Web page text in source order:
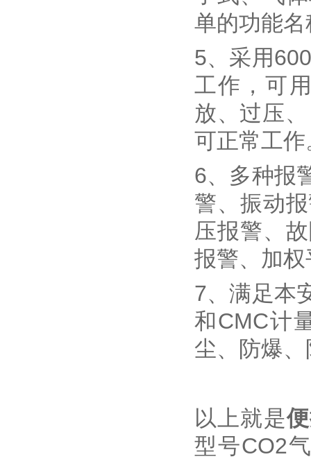
单的功能名
5、采用
工作，可
放、过压
可正常工作
6、多种报
警、振动
压报警、
报警、加
7、满足本
和CMC计
尘、防爆
以上就是
型号CO2